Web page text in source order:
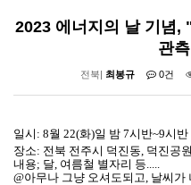
​2023 에너지의 날 기념,
관
전북| 최봉규 0건
일시 : 8월 22(화)일 밤 7시반~9시반
장소: 전북 전주시 덕진동, 덕진공
내용; 달, 여름철 별자리 등.....
@아무나 그냥 오셔도되고, 날씨가